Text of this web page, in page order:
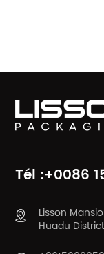
Tél :+0086
Lisson
Huadu